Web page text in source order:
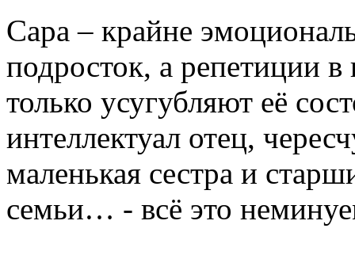
Сара – крайне
подросток, а репетиции
только усугубляют её
интеллектуал отец,
маленькая сестра и
семьи… - всё это